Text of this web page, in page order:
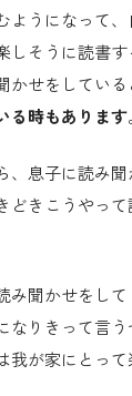
ようになって
しそうに読書
せをしている
る時もあります。
、息子に読み
どきこうやっ
み聞かせをし
なりきって言
我が家にとって